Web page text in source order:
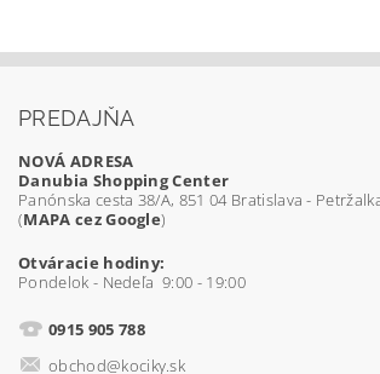
PREDAJŇA
NOVÁ ADRESA
Danubia Shopping Center
Panónska cesta 38/A, 851 04 Bratislava -
(MAPA cez Google)
Otváracie hodiny:
Pondelok - Nedeľa 9:00 - 19:00
0915 905 788
obchod@kociky.sk